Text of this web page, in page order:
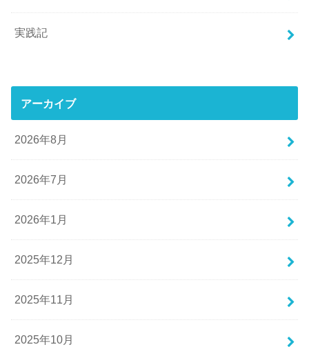
実践記
アーカイブ
2026年8月
2026年7月
2026年1月
2025年12月
2025年11月
2025年10月